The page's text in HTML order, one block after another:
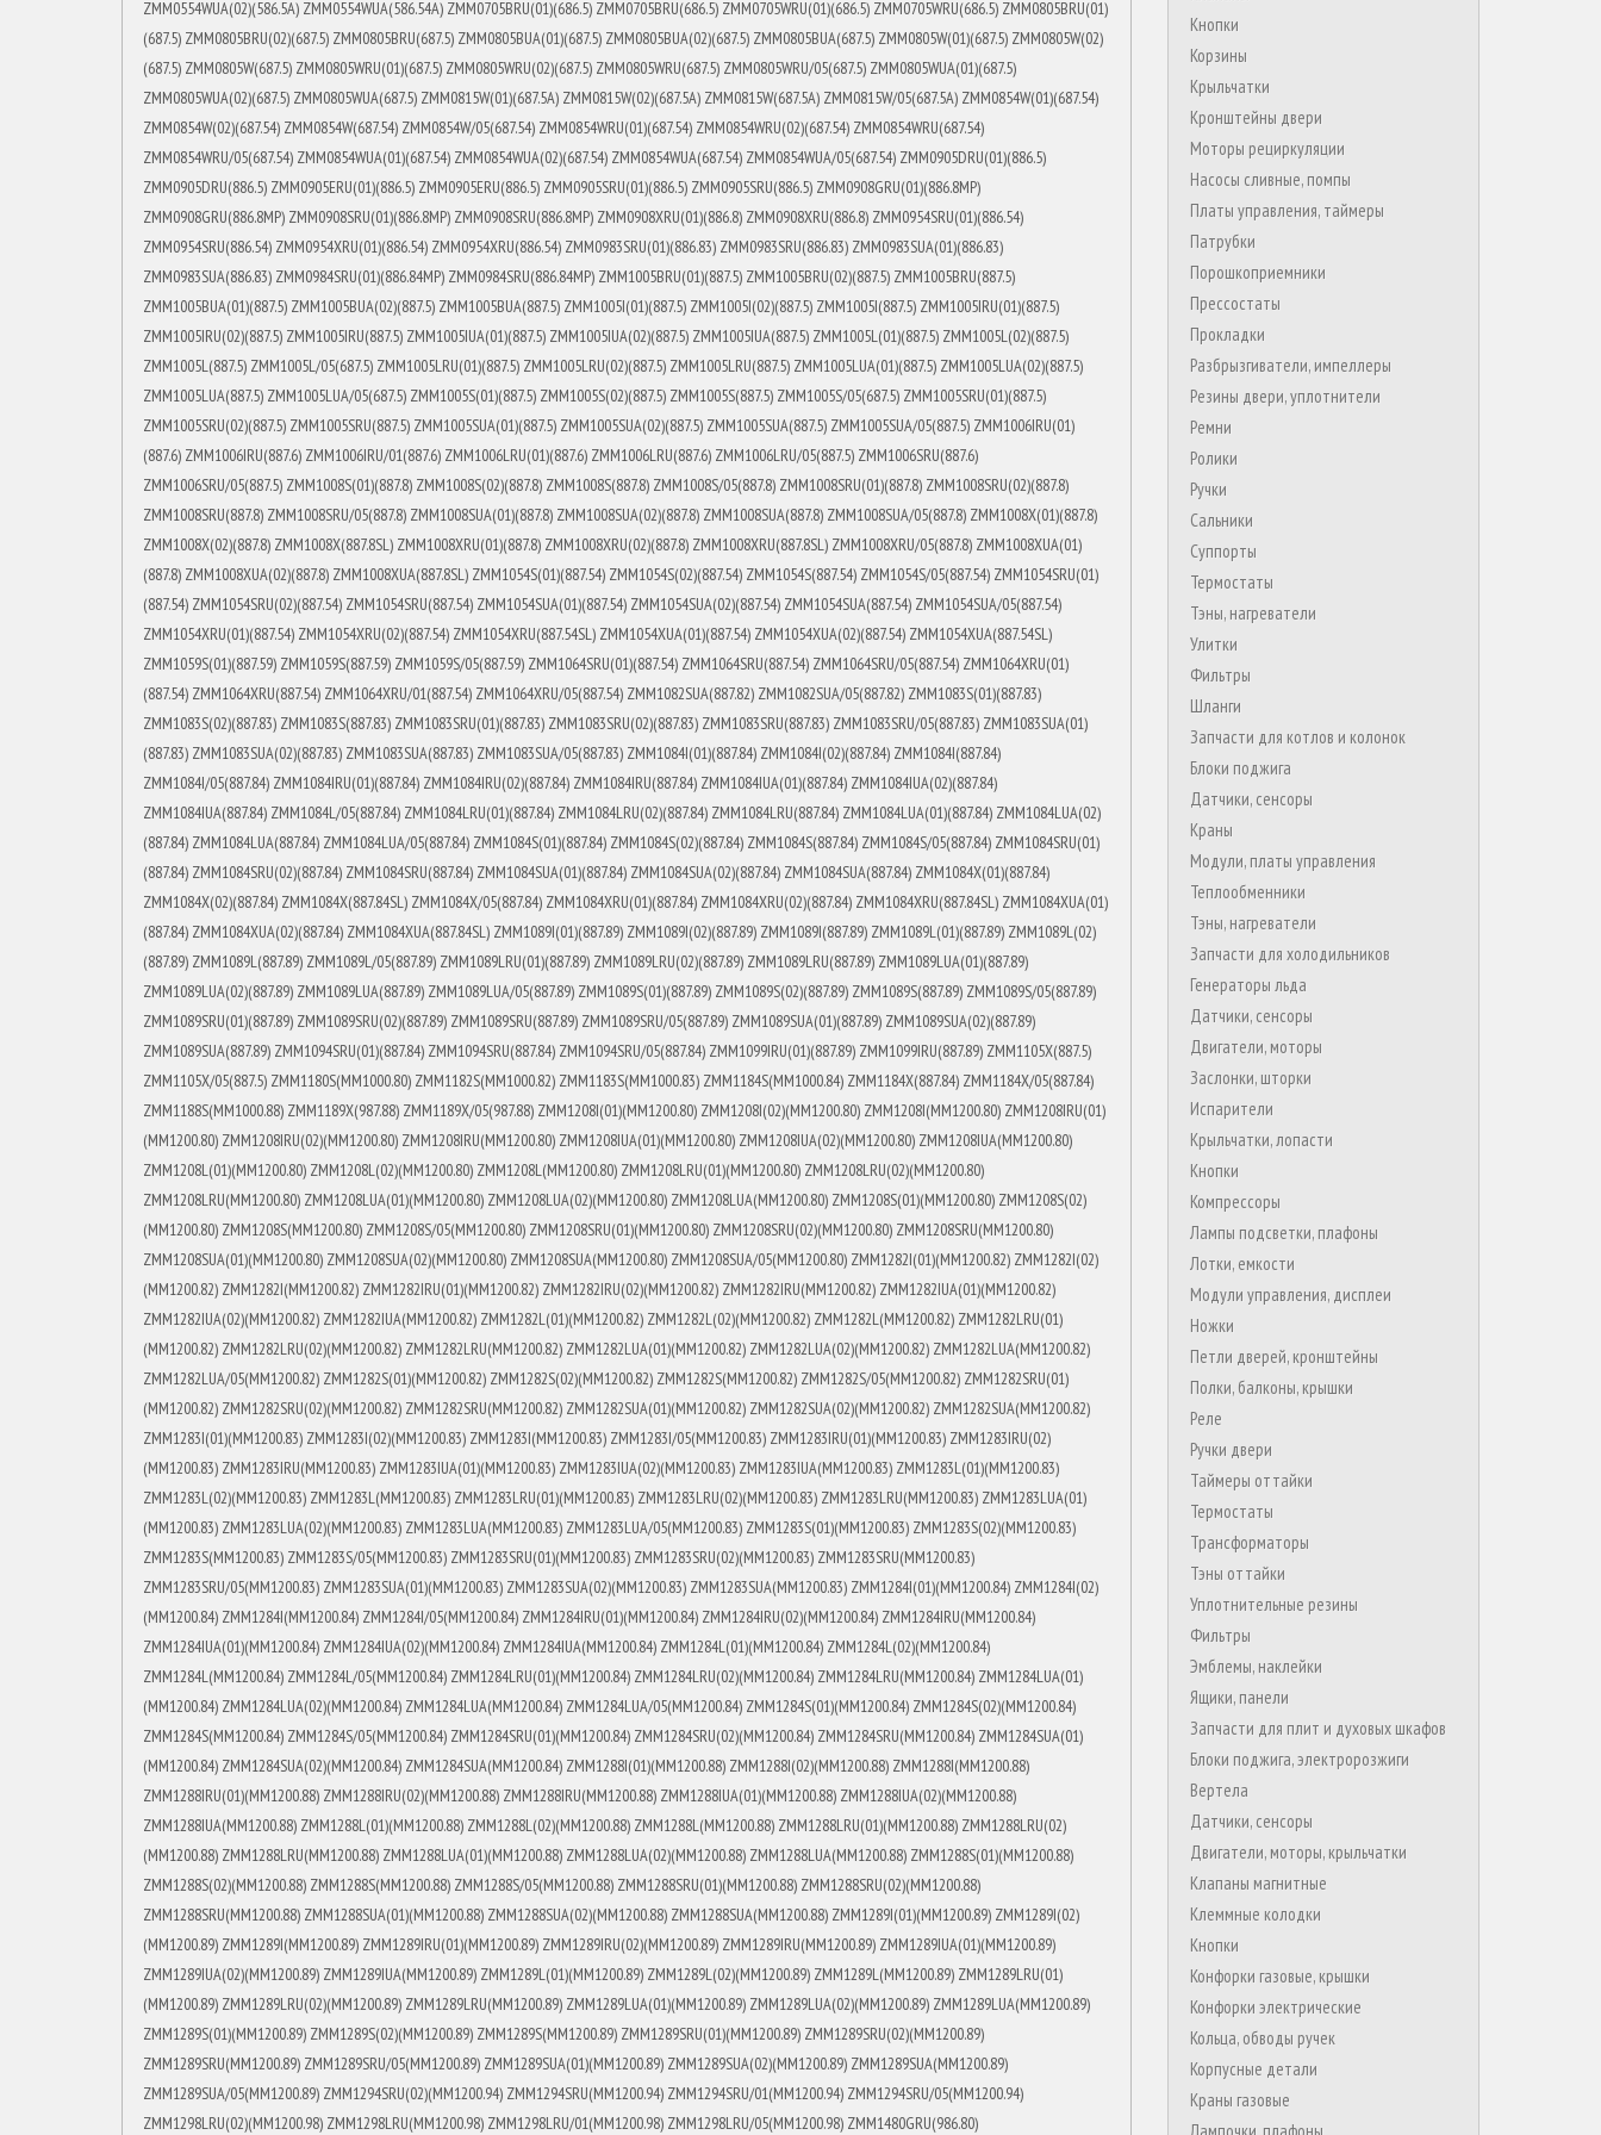
Кнопки
Корзины
Крыльчатки
Кронштейны двери
Моторы рециркуляции
Насосы сливные, помпы
Платы управления, таймеры
Патрубки
Порошкоприемники
Прессостаты
Прокладки
Разбрызгиватели, импеллеры
Резины двери, уплотнители
Ремни
Ролики
Ручки
Сальники
Суппорты
Термостаты
Тэны, нагреватели
Улитки
Фильтры
Шланги
Запчасти для котлов и колонок
Блоки поджига
Датчики, сенсоры
Краны
Модули, платы управления
Теплообменники
Тэны, нагреватели
Запчасти для холодильников
Генераторы льда
Датчики, сенсоры
Двигатели, моторы
Заслонки, шторки
Испарители
Крыльчатки, лопасти
Кнопки
Компрессоры
Лампы подсветки, плафоны
Лотки, емкости
Модули управления, дисплеи
Ножки
Петли дверей, кронштейны
Полки, балконы, крышки
Реле
Ручки двери
Таймеры оттайки
Термостаты
Трансформаторы
Тэны оттайки
Уплотнительные резины
Фильтры
Эмблемы, наклейки
Ящики, панели
Запчасти для плит и духовых шкафов
Блоки поджига, электророзжиги
Вертела
Датчики, сенсоры
Двигатели, моторы, крыльчатки
Клапаны магнитные
Клеммные колодки
Кнопки
Конфорки газовые, крышки
Конфорки электрические
Кольца, обводы ручек
Корпусные детали
Краны газовые